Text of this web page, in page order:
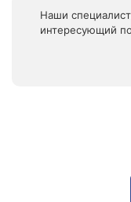
Наши
интересующий